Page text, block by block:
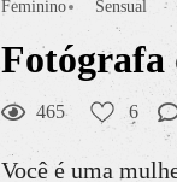
Feminino Sensual
Fotógrafa
465 6
Você é uma